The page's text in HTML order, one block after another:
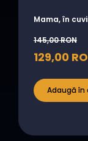
Mama, în
145,00RON
129,00
Adaugă în